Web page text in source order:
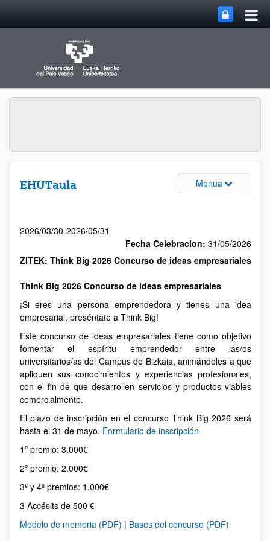
EHUTaula Menua
2026/03/30-2026/05/31
Fecha Celebracion: 31/05/2026
ZITEK: Think Big 2026 Concurso de ideas empresariales
Think Big 2026 Concurso de ideas empresariales
¡Si eres una persona emprendedora y tienes una idea
empresarial, preséntate a Think Big!
Este concurso de ideas empresariales tiene como objetivo
fomentar el espíritu emprendedor entre las/os
universitarios/as del Campus de Bizkaia, animándoles a que
apliquen sus conocimientos y experiencias profesionales,
con el fin de que desarrollen servicios y productos viables
comercialmente.
El plazo de inscripción en el concurso Think Big 2026 será
hasta el 31 de mayo. Formulario de inscripción
1º premio: 3.000€
2º premio: 2.000€
3º y 4º premios: 1.000€
3 Accésits de 500 €
Modelo de memoria (PDF) | Bases del concurso (PDF)